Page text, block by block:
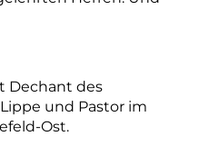
Dechant des
und Pastor im
Ost.